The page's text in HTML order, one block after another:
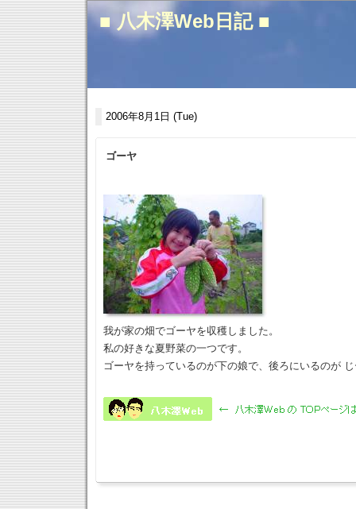
■ 八木澤Web日記 ■
2006年8月1日 (Tue)
ゴーヤ
我が家の畑でゴーヤを収穫しました。
私の好きな夏野菜の一つです。
ゴーヤを持っているのが下の娘で、後ろにいるのが